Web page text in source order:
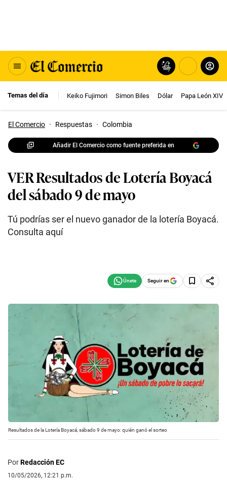
Temas del día Keiko Fujimori Simon Biles Dólar Papa León XIV
El Comercio · Respuestas · Colombia
Añadir El Comercio como fuente preferida en
VER Resultados de Lotería Boyacá
del sábado 9 de mayo
Tú podrías ser el nuevo ganador de la lotería Boyacá.
Consulta aquí
Seguir en
Resultados de la Lotería Boyacá, sábado 9 de mayo: quién ganó el sorteo
PorRedacción EC
10/05/2026, 12:21 p.m.